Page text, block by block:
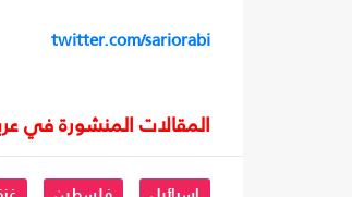
twitter.com/sariorabi
المقالات المنشورة في عربي21 تعبر عن آراء أصحابها ولا تعبر عن رأي أو